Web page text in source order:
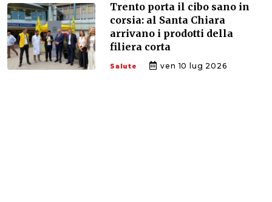
Trento porta il cibo sano in
corsia: al Santa Chiara
arrivano i prodotti della
filiera corta
Salute ven 10 lug 2026